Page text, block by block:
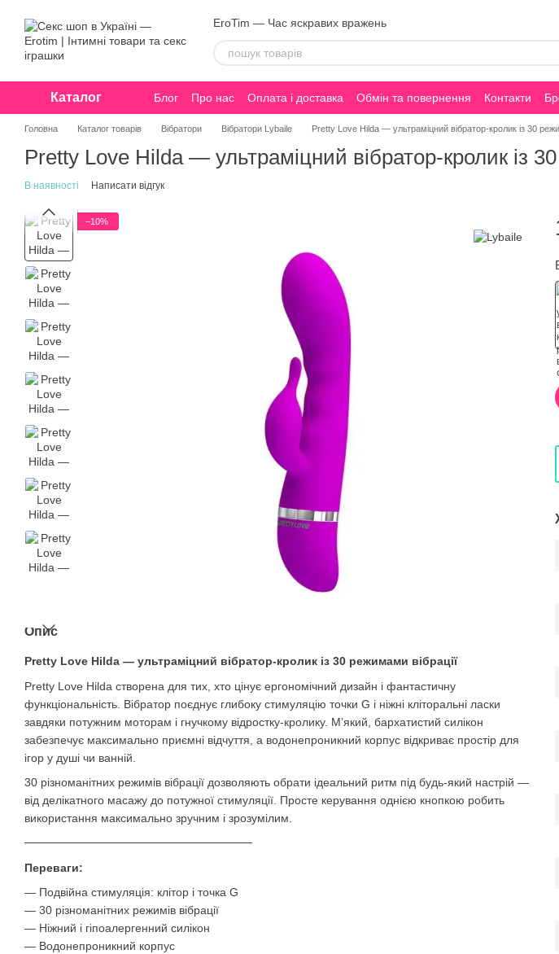
EroTim — Час яскравих вражень
Каталог Блог Про нас Оплата і доставка Обмін та повернення Контакти
Конфіденційність
Головна Каталог товарів Вібратори Вібратори Lybaile Pretty Love Hilda — ультраміцний вібратор-кролик із 30
Pretty Love Hilda — ультраміцний вібратор-кролик із
В наявності Написати відгук
−10%
Опис
Pretty Love Hilda — ультраміцний вібратор-кролик із 30 режимами вібрації
Pretty Love Hilda створена для тих, хто цінує ергономічний дизайн і фантастичну
функціональність. Вібратор поєднує глибоку стимуляцію точки G і ніжні кліторальні ласки
завдяки потужним моторам і гнучкому відростку-кролику. М’який, бархатистий силікон
забезпечує максимально приємні відчуття, а водонепроникний корпус відкриває простір для
ігор у душі чи ванній.
30 різноманітних режимів вібрації дозволяють обрати ідеальний ритм під будь-який настрій —
від делікатного масажу до потужної стимуляції. Просте керування однією кнопкою робить
використання максимально зручним і зрозумілим.
────────────────────────────
Переваги:
— Подвійна стимуляція: клітор і точка G
— 30 різноманітних режимів вібрації
— Ніжний і гіпоалергенний силікон
— Водонепроникний корпус